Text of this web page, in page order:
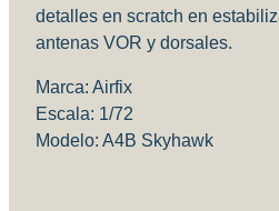
detalles en scratch en
antenas VOR y dorsales.
Marca: Airfix
Escala: 1/72
Modelo: A4B Skyhawk